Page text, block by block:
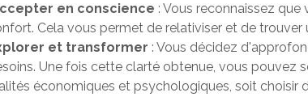
en conscience : Vous reconnaissez
Cela vous permet de relativiser et de
et transformer : Vous décidez
Une fois cette clarté obtenue, vous pouvez
économiques et psychologiques, soit choisir